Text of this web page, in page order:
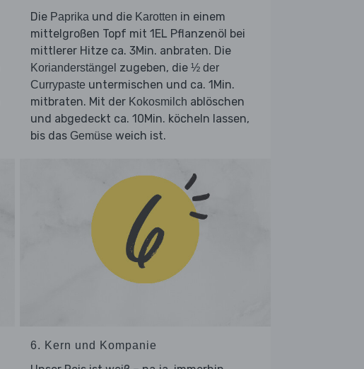
Die Paprika und die Karotten in einem
mittelgroßen Topf mit 1EL Pflanzenöl bei
mittlerer Hitze ca. 3Min. anbraten. Die
Korianderstängel zugeben, die ½ der
Currypaste untermischen und ca. 1Min.
mitbraten. Mit der Kokosmilch ablöschen
und abgedeckt ca. 10Min. köcheln lassen,
bis das Gemüse weich ist.
6. Kern und Kompanie